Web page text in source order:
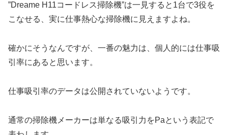
”Dreame H11コードレス掃除機”は一見すると1台で3役を
こなせる、実に仕事熱心な掃除機に見えますよね。
確かにそうなんですが、一番の魅力は、個人的には仕事吸
引率にあると思います。
仕事吸引率のデータは公開されていないようです。
通常の掃除機メーカーは単なる吸引力をPaという表記で